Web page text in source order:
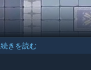
続きを読む